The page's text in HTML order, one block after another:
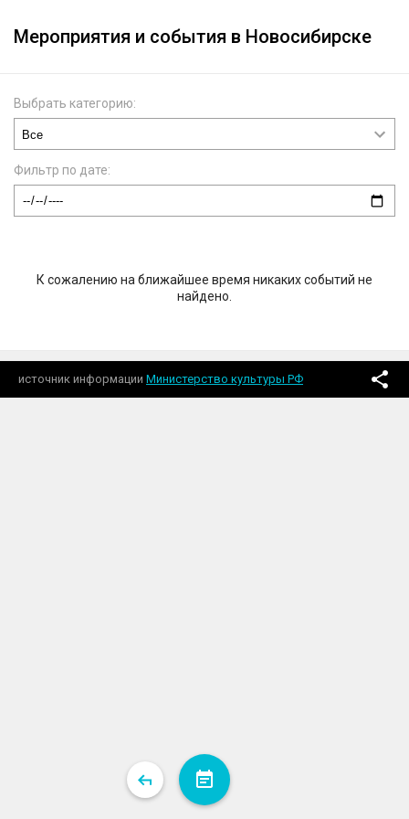
Мероприятия и события в Новосибирске
Выбрать категорию:
Фильтр по дате:
К сожалению на ближайшее время никаких событий не
найдено.
источник информации Министерство культуры РФ